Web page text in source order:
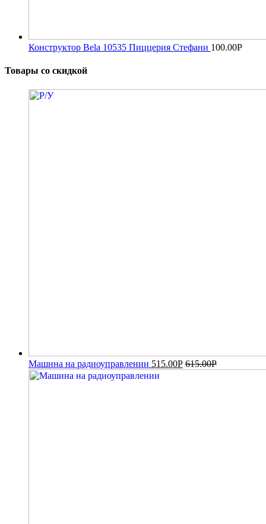
Конструктор Bela 10535 Пиццерия Стефани 100.00Р
Товары со скидкой
Машина на радиоуправлении 515.00Р 615.00Р